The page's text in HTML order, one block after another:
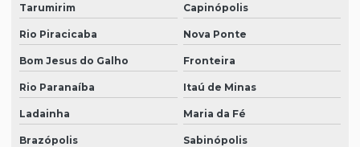
Tarumirim Capinópolis
Rio Piracicaba Nova Ponte
Bom Jesus do Galho Fronteira
Rio Paranaíba Itaú de Minas
Ladainha Maria da Fé
Brazópolis Sabinópolis